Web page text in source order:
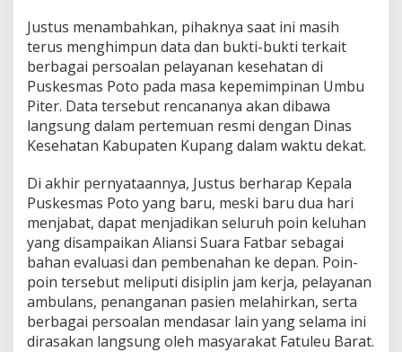
Justus menambahkan, pihaknya saat ini masih
terus menghimpun data dan bukti-bukti terkait
berbagai persoalan pelayanan kesehatan di
Puskesmas Poto pada masa kepemimpinan Umbu
Piter. Data tersebut rencananya akan dibawa
langsung dalam pertemuan resmi dengan Dinas
Kesehatan Kabupaten Kupang dalam waktu dekat.
Di akhir pernyataannya, Justus berharap Kepala
Puskesmas Poto yang baru, meski baru dua hari
menjabat, dapat menjadikan seluruh poin keluhan
yang disampaikan Aliansi Suara Fatbar sebagai
bahan evaluasi dan pembenahan ke depan. Poin-
poin tersebut meliputi disiplin jam kerja, pelayanan
ambulans, penanganan pasien melahirkan, serta
berbagai persoalan mendasar lain yang selama ini
dirasakan langsung oleh masyarakat Fatuleu Barat.